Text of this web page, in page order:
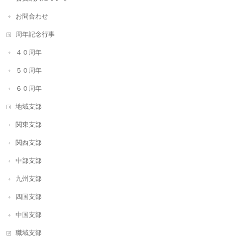
お問合わせ
周年記念行事
４０周年
５０周年
６０周年
地域支部
関東支部
関西支部
中部支部
九州支部
四国支部
中国支部
職域支部